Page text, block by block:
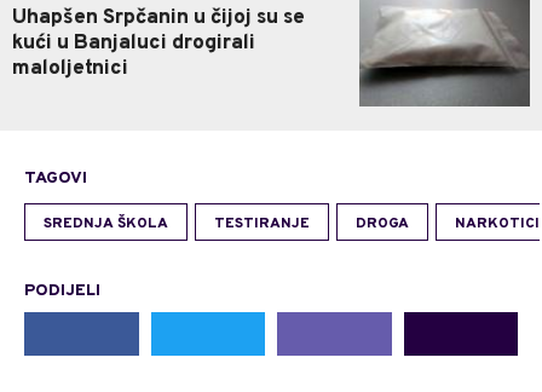
Uhapšen Srpčanin u čijoj su se
kući u Banjaluci drogirali
maloljetnici
TAGOVI
SREDNJA ŠKOLA TESTIRANJE DROGA NARKOTICI
PODIJELI